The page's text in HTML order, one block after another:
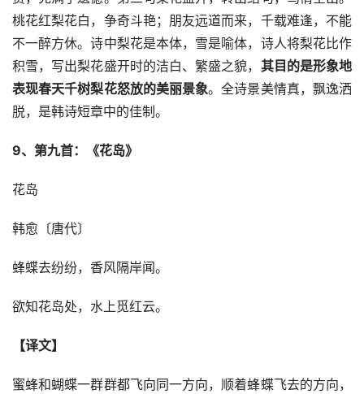
桃花红梨花白，争奇斗艳；朋友远道而来，千载难逢，不能
不一醉方休。诗中梨花是本体，雪是喻体，诗人将梨花比作
积雪，写出梨花盛开时的洁白、繁盛之貌， 其目的是形象地
表现春天千树梨花怒放的美丽景象。全诗景美情真，飘逸洒
脱，是韩诗短章中的佳制。
9、第九首：《花岛》
花岛
韩愈〔唐代〕
蜂蝶去纷纷，香风隔岸闻。
欲知花岛处，水上觅红云。
【译文】
蜜蜂和蝴蝶一群群都飞向同一方向，顺着蜂蝶飞去的方向，